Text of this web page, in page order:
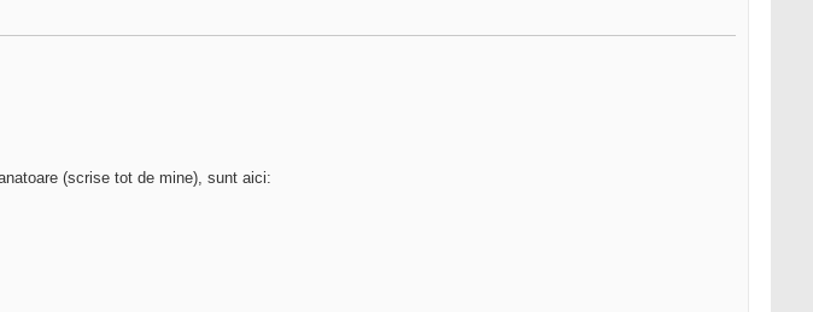
(scrise tot de mine), sunt aici: